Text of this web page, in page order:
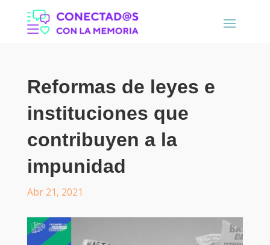
Reformas de leyes e
instituciones que
contribuyen a la
impunidad
Abr 21, 2021